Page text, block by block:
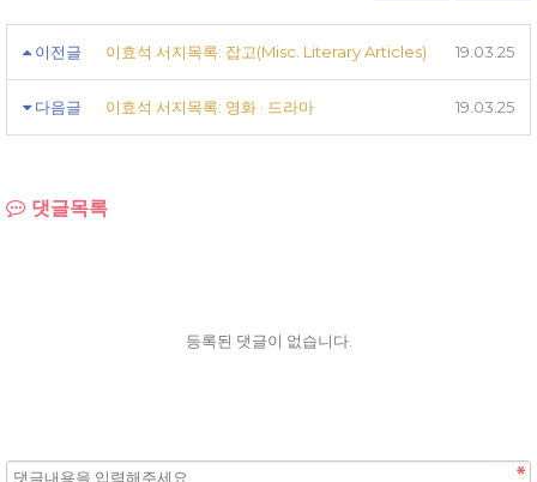
이전글 이효석 서지목록: 잡고(Misc. Literary Articles) 19.03.25
다음글 이효석 서지목록: 영화 · 드라마 19.03.25
댓글목록
등록된 댓글이 없습니다.